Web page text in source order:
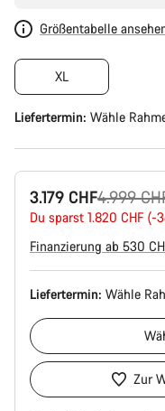
Größentabelle
XL
Liefertermin: Wähle
3.179 CHF
Ursprungspreis
4.999
Du sparst 1.820 CHF (-
Finanzierung ab 530
Liefertermin: Wähle
Zur